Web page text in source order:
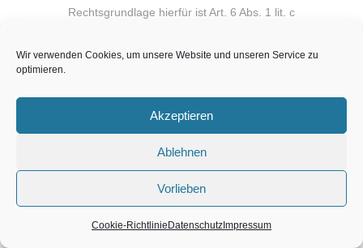
Wir verwenden Cookies, um unsere Website und unseren Service zu
optimieren.
Akzeptieren
Ablehnen
Vorlieben
Cookie-Richtlinie Datenschutz Impressum
Rechtsgrundlage hierfür ist Art. 6 Abs. 1 lit. c
Server-Log-Dateien
speichert automatisch Informationen in so
genannten Server-Log-Dateien, die Ihr
Browser automatisch an uns übermittelt.
Referrer URL